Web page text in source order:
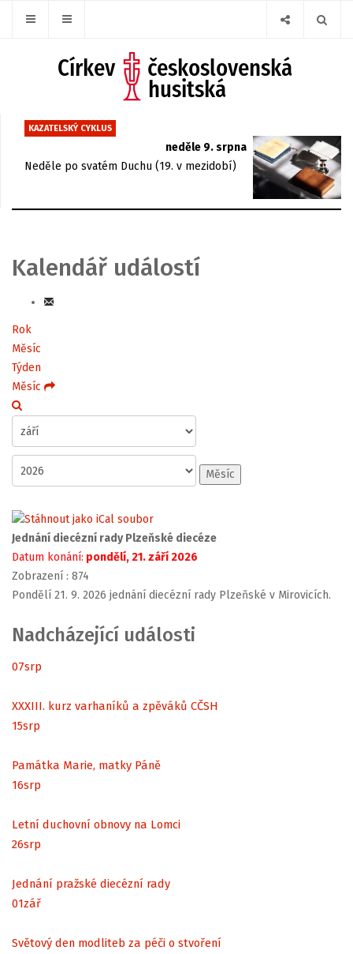
KAZATELSKÝ CYKLUS
neděle 9. srpna
Neděle po svatém Duchu (19. v mezidobí)
Kalendář událostí
Rok
Měsíc
Týden
Měsíc
Měsíc
Jednání diecézní rady Plzeňské diecéze
Datum konání: pondělí, 21. září 2026
Zobrazení : 874
Pondělí 21. 9. 2026 jednání diecézní rady Plzeňské v Mirovicích.
Nadcházející události
07srp
XXXIII. kurz varhaníků a zpěváků CČSH
15srp
Památka Marie, matky Páně
16srp
Letní duchovní obnovy na Lomci
26srp
Jednání pražské diecézní rady
01zář
Světový den modliteb za péči o stvoření